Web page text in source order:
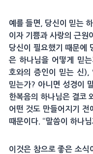
예를 들면, 당신이 믿는
이자 기쁨과 사랑의 근원
당신이 필요했기 때문에
은 하나님을 어떻게 믿
호와의 증인이 믿는 신),
믿는가? 아니면 성경이
한복음의 하나님은 결코
어떤 것도 만들어지기 전
때문이다. “말씀이 하나
이것은 참으로 좋은 소식